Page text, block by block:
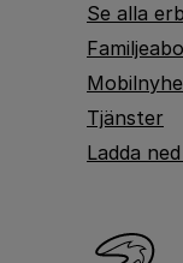
Se alla
Tjänster
Ladda